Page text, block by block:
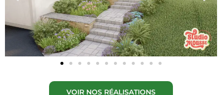
VOIR NOS RÉALISATIONS